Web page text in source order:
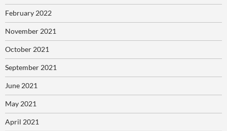
February 2022
November 2021
October 2021
September 2021
June 2021
May 2021
April 2021